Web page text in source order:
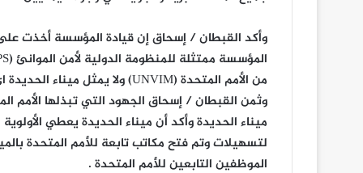
وأكد القبطان / إسحاق إن قيادة المؤسسة أخذت
من الأمم المتحدة (UNVIM) ولا يمثل ميناء الحديدة اى تهديد لأحد .
وثمن القبطان / إسحاق الجهود التي تبذلها الأمم
ميناء الحديدة وأكد أن ميناء الحديدة يعطي
لتسهيلات وتم فتح مكاتب تابعة للأمم المتحدة
الموظفين التابعين للأمم المتحدة .